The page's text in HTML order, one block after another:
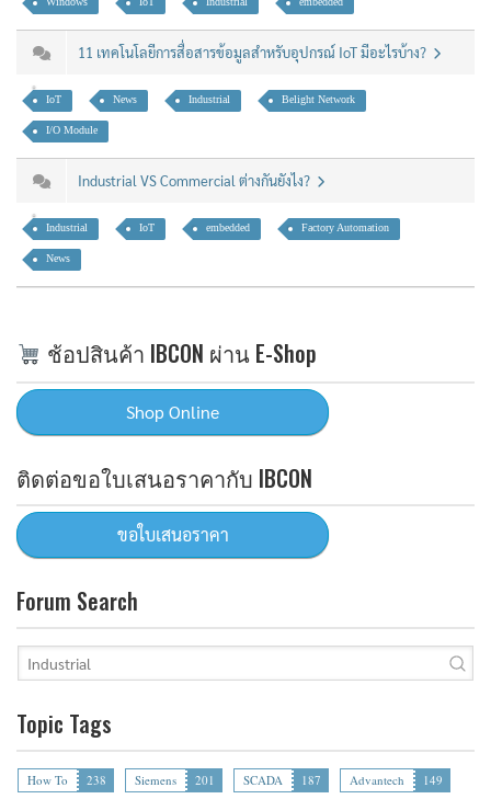
11 เทคโนโลยีการสื่อสารข้อมูลสำหรับอุปกรณ์ IoT มีอะไรบ้าง?
IoT News Industrial Belight Network
I/O Module
Industrial VS Commercial ต่างกันยังไง?
Industrial IoT embedded Factory Automation
News
ช้อปสินค้า IBCON ผ่าน E-Shop
ติดต่อขอใบเสนอราคากับ IBCON
Forum Search
Topic Tags
How To 238 Siemens 201 SCADA 187 Advantech
149